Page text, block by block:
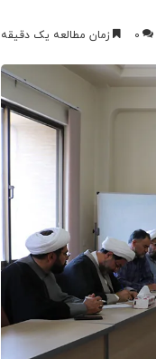
0 زمان مطالعه یک دقیقه